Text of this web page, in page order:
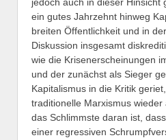
ein gutes Jahrzehnt hinweg
breiten Öffentlichkeit und in
Diskussion insgesamt
wie die Krisenerscheinungen
und der zunächst als Sieger
Kapitalismus in die Kritik
traditionelle Marxismus
das Schlimmste daran ist,
einer regressiven